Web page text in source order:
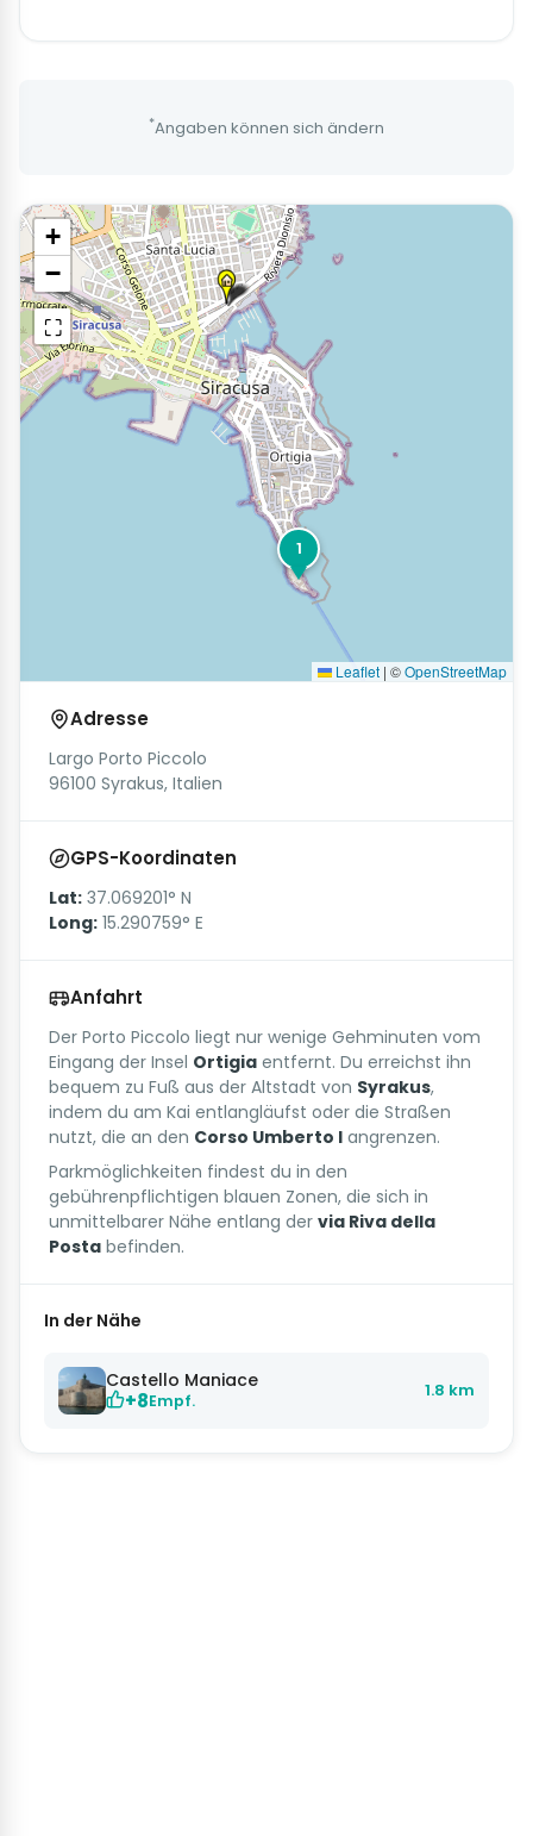
*Angaben können sich ändern
1
+
−
⛶
Leaflet | ©OpenStreetMap
Adresse
Largo Porto Piccolo
96100 Syrakus, Italien
GPS-Koordinaten
Lat: 37.069201° N
Long: 15.290759° E
Anfahrt
Der Porto Piccolo liegt nur wenige Gehminuten vom
Eingang der Insel Ortigia entfernt. Du erreichst ihn
bequem zu Fuß aus der Altstadt von Syrakus,
indem du am Kai entlangläufst oder die Straßen
nutzt, die an den Corso Umberto I angrenzen.
Parkmöglichkeiten findest du in den
gebührenpflichtigen blauen Zonen, die sich in
unmittelbarer Nähe entlang der via Riva della
Posta befinden.
In der Nähe
Castello Maniace
+8Empf. 1.8 km